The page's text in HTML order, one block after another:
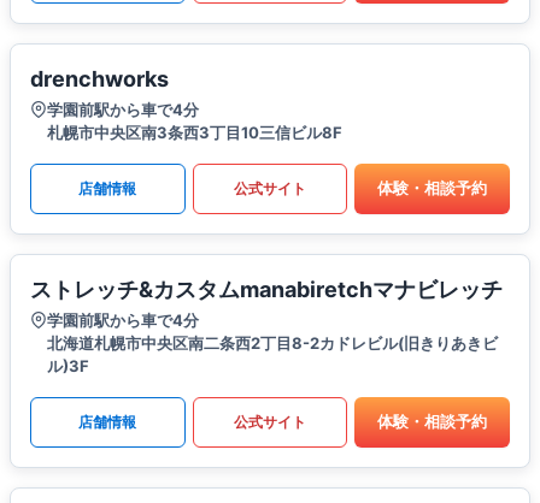
drenchworks
学園前駅から車で4分
札幌市中央区南3条西3丁目10三信ビル8F
店舗情報 公式サイト 体験・相談予約
ストレッチ&カスタムmanabiretchマナビレッチ
学園前駅から車で4分
北海道札幌市中央区南二条西2丁目8-2カドレビル(旧きりあきビ
ル)3F
店舗情報 公式サイト 体験・相談予約